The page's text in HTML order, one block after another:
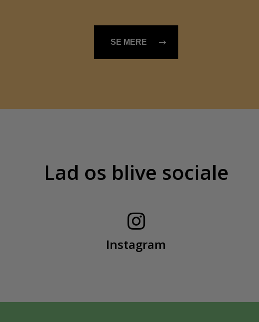
SE MERE
Lad os blive sociale
Instagram